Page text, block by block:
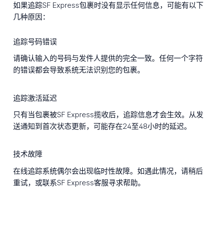
如果追踪SF Express包裹时没有显示任何信息，可能有以下
几种原因：
追踪号码错误
请确认输入的号码与发件人提供的完全一致。任何一个字符
的错误都会导致系统无法识别您的包裹。
追踪激活延迟
只有当包裹被SF Express揽收后，追踪信息才会生效。从发
送通知到首次状态更新，可能存在24至48小时的延迟。
技术故障
在线追踪系统偶尔会出现临时性故障。如遇此情况，请稍后
重试，或联系SF Express客服寻求帮助。